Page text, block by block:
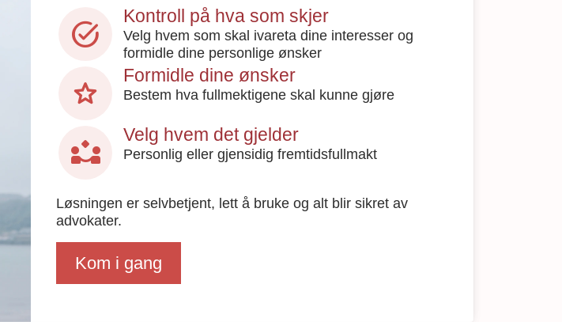
task_alt Kontroll på hva som skjer
Velg hvem som skal ivareta dine interesser og
formidle dine personlige ønsker
star Formidle dine ønsker
Bestem hva fullmektigene skal kunne gjøre
partner_exchange Velg hvem det gjelder
Personlig eller gjensidig fremtidsfullmakt
Løsningen er selvbetjent, lett å bruke og alt blir sikret av
advokater.
Kom i gang